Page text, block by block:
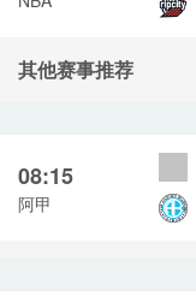
其他赛事推荐
08:15
阿甲